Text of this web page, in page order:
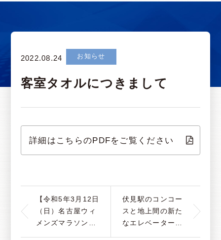
2022.08.24 お知らせ
客室タオルにつきまして
詳細はこちらのPDFをご覧ください
【令和5年3月12日
（日）名古屋ウィ
メンズマラソン
伏見駅のコンコー
スと地上間の新た
なエレベーター設